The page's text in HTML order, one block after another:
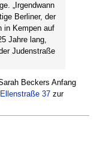
„Irgendwann
Berliner, der
in Kempen auf
Jahre lang,
Judenstraße
Beckers Anfang
Ellenstraße 37zur